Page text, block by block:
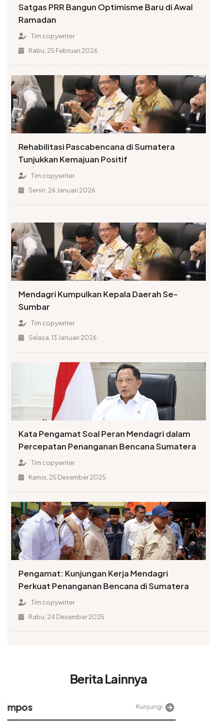
Satgas PRR Bangun Optimisme Baru di Awal
Ramadan
Tim copywriter
Rabu, 25 Februari 2026
Rehabilitasi Pascabencana di Sumatera
Tunjukkan Kemajuan Positif
Tim copywriter
Senin, 26 Januari 2026
Mendagri Kumpulkan Kepala Daerah Se-
Sumbar
Tim copywriter
Selasa, 13 Januari 2026
Kata Pengamat Soal Peran Mendagri dalam
Percepatan Penanganan Bencana Sumatera
Tim copywriter
Kamis, 25 Desember 2025
Pengamat: Kunjungan Kerja Mendagri
Perkuat Penanganan Bencana di Sumatera
Tim copywriter
Rabu, 24 Desember 2025
Berita Lainnya
Alinea Kunjungi